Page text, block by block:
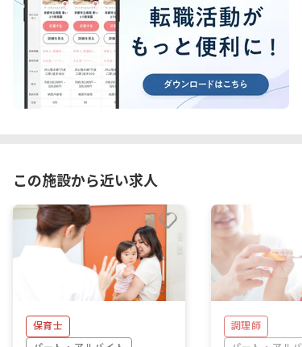
この施設から近い求人
保育士
調理師